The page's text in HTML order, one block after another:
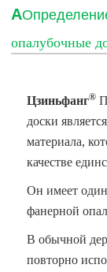
А
опалубочные
Цзиньфанг®
доски
материала,
качестве
Он имеет
фанерной
В обычной
повторно